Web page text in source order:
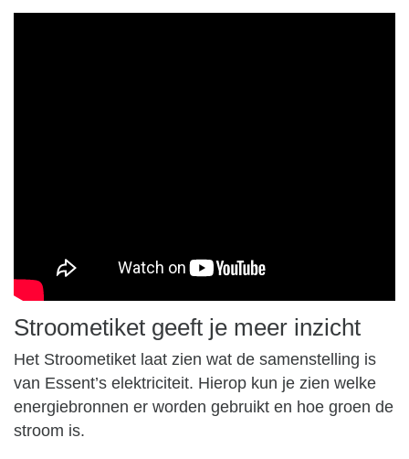
Stroometiket geeft je meer inzicht
Het Stroometiket laat zien wat de samenstelling is
van Essent’s elektriciteit. Hierop kun je zien welke
energiebronnen er worden gebruikt en hoe groen de
stroom is.